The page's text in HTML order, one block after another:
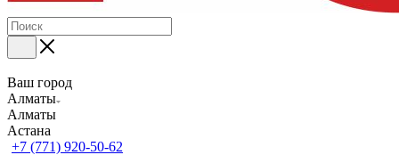
Ваш город
Алматы
Алматы
Астана
+7 (771) 920-50-62